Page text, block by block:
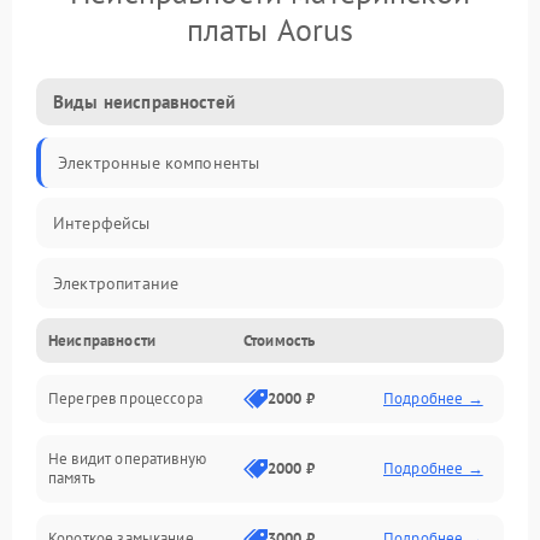
платы Aorus
Виды неисправностей
Электронные компоненты
Интерфейсы
Электропитание
Корпус/Герметичность
Механика
ПО/Микропрограмма
Неисправности Стоимость
Перегрев процессора 2000 ₽ Подробнее →
Не видит оперативную
память
2000 ₽ Подробнее →